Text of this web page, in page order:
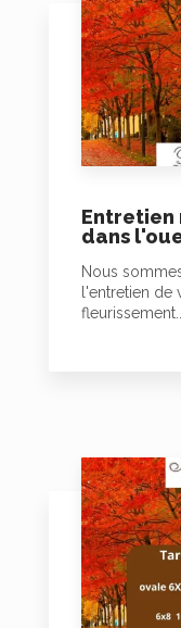
Entretien
dans
Nous
l'entretien de